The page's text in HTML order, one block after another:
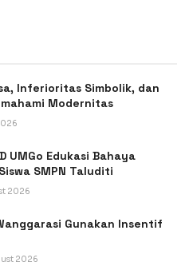
Inferioritas Simbolik, dan
Modernitas
UMGo Edukasi Bahaya
SMPN Taluditi
2026
Gunakan Insentif
2026